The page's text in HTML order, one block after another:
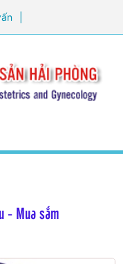
- Mua sắm